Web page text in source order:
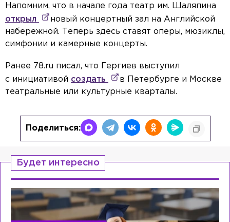
Напомним, что в начале года театр им. Шаляпина
открыл
новый концертный зал на Английской
набережной. Теперь здесь ставят оперы, мюзиклы,
симфонии и камерные концерты.
Ранее 78.ru писал, что Гергиев выступил
с инициативой создать
в Петербурге и Москве
театральные или культурные кварталы.
Поделиться:
Будет интересно